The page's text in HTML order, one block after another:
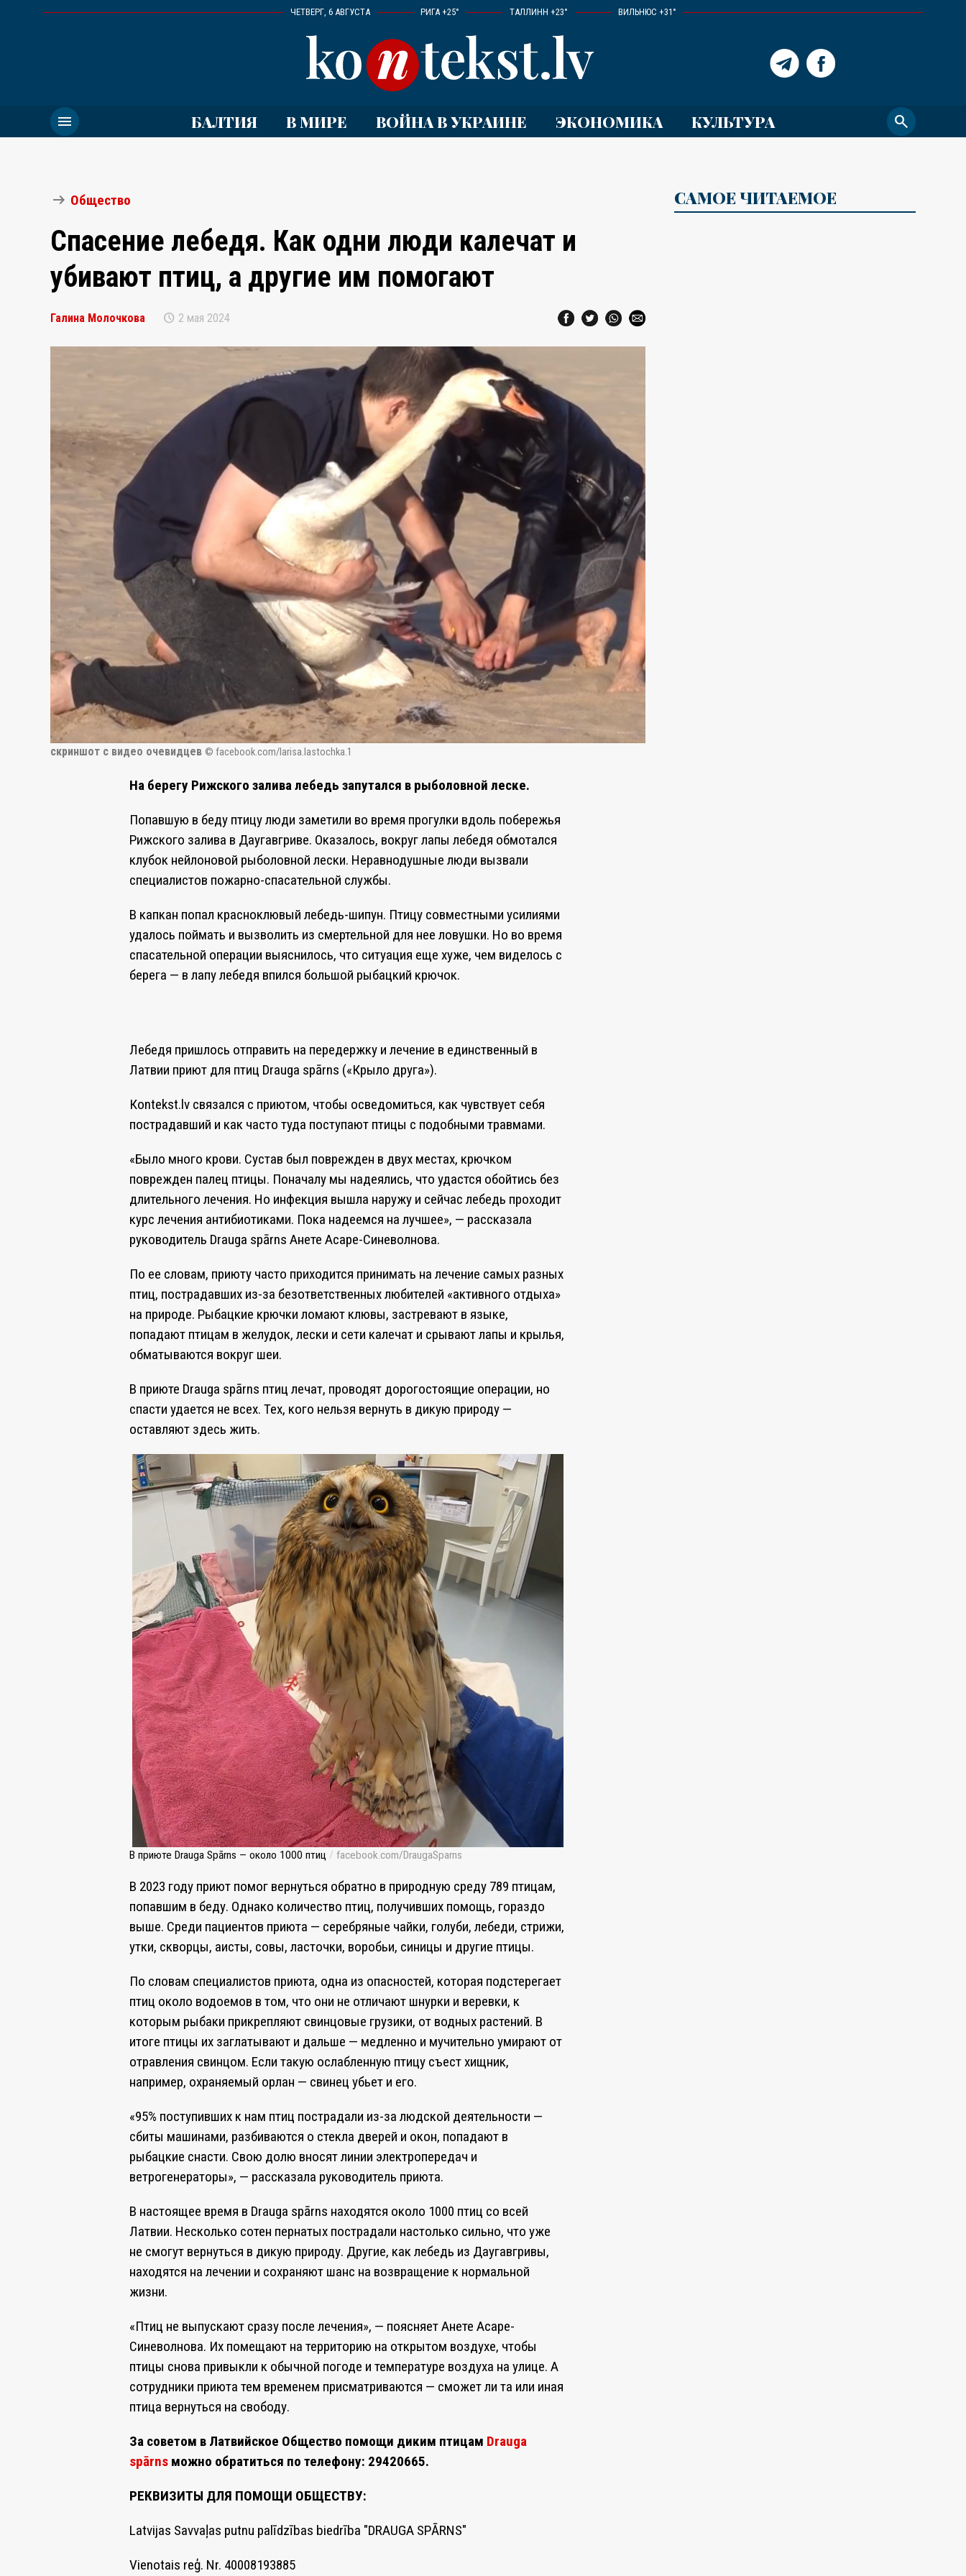
ЧЕТВЕРГ, 6 АВГУСТА РИГА +25° ТАЛЛИНН +23° ВИЛЬНЮС +31°
menu БАЛТИЯ В МИРЕ ВОЙНА В УКРАИНЕ ЭКОНОМИКА КУЛЬТУРА search
arrow_right_alt Общество
Спасение лебедя. Как одни люди калечат и
убивают птиц, а другие им помогают
Галина Молочкова schedule 2 мая 2024
скриншот с видео очевидцев © facebook.com/larisa.lastochka.1
На берегу Рижского залива лебедь запутался в рыболовной леске.
Попавшую в беду птицу люди заметили во время прогулки вдоль побережья
Рижского залива в Даугавгриве. Оказалось, вокруг лапы лебедя обмотался
клубок нейлоновой рыболовной лески. Неравнодушные люди вызвали
специалистов пожарно-спасательной службы.
В капкан попал красноклювый лебедь-шипун. Птицу совместными усилиями
удалось поймать и вызволить из смертельной для нее ловушки. Но во время
спасательной операции выяснилось, что ситуация еще хуже, чем виделось с
берега — в лапу лебедя впился большой рыбацкий крючок.
Лебедя пришлось отправить на передержку и лечение в единственный в
Латвии приют для птиц Draugа spārns («Крыло друга»).
Кontekst.lv связался с приютом, чтобы осведомиться, как чувствует себя
пострадавший и как часто туда поступают птицы с подобными травмами.
«Было много крови. Сустав был поврежден в двух местах, крючком
поврежден палец птицы. Поначалу мы надеялись, что удастся обойтись без
длительного лечения. Но инфекция вышла наружу и сейчас лебедь проходит
курс лечения антибиотиками. Пока надеемся на лучшее», — рассказала
руководитель Draugа spārns Анете Асаре-Синеволнова.
По ее словам, приюту часто приходится принимать на лечение самых разных
птиц, пострадавших из-за безответственных любителей «активного отдыха»
на природе. Рыбацкие крючки ломают клювы, застревают в языке,
попадают птицам в желудок, лески и сети калечат и срывают лапы и крылья,
обматываются вокруг шеи.
В приюте Draugа spārns птиц лечат, проводят дорогостоящие операции, но
спасти удается не всех. Тех, кого нельзя вернуть в дикую природу —
оставляют здесь жить.
В приюте Drauga Spārns — около 1000 птиц /facebook.com/DraugaSparns
В 2023 году приют помог вернуться обратно в природную среду 789 птицам,
попавшим в беду. Однако количество птиц, получивших помощь, гораздо
выше. Среди пациентов приюта — серебряные чайки, голуби, лебеди, стрижи,
утки, скворцы, аисты, совы, ласточки, воробьи, синицы и другие птицы.
По словам специалистов приюта, одна из опасностей, которая подстерегает
птиц около водоемов в том, что они не отличают шнурки и веревки, к
которым рыбаки прикрепляют свинцовые грузики, от водных растений. В
итоге птицы их заглатывают и дальше — медленно и мучительно умирают от
отравления свинцом. Если такую ослабленную птицу съест хищник,
например, охраняемый орлан — свинец убьет и его.
«95% поступивших к нам птиц пострадали из-за людской деятельности —
сбиты машинами, разбиваются о стекла дверей и окон, попадают в
рыбацкие снасти. Свою долю вносят линии электропередач и
ветрогенераторы», — рассказала руководитель приюта.
В настоящее время в Draugа spārns находятся около 1000 птиц со всей
Латвии. Несколько сотен пернатых пострадали настолько сильно, что уже
не смогут вернуться в дикую природу. Другие, как лебедь из Даугавгривы,
находятся на лечении и сохраняют шанс на возвращение к нормальной
жизни.
«Птиц не выпускают сразу после лечения», — поясняет Анете Асаре-
Синеволнова. Их помещают на территорию на открытом воздухе, чтобы
птицы снова привыкли к обычной погоде и температуре воздуха на улице. А
сотрудники приюта тем временем присматриваются — сможет ли та или иная
птица вернуться на свободу.
За советом в Латвийское Общество помощи диким птицам Draugа
spārns можно обратиться по телефону: 29420665.
РЕКВИЗИТЫ ДЛЯ ПОМОЩИ ОБЩЕСТВУ:
Latvijas Savvaļas putnu palīdzības biedrība "DRAUGA SPĀRNS"
Vienotais reģ. Nr. 40008193885
САМОЕ ЧИТАЕМОЕ